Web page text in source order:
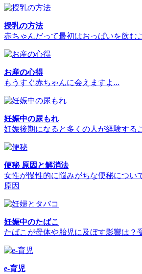
授乳の方法
赤ちゃんだって最初はおっぱいを飲む
お産の心得
もうすぐ赤ちゃんに会えますよ...
妊娠中の尿もれ
妊娠後期になると多くの人が経験する
便秘 原因と解消法
女性が慢性的に悩みがちな便秘につい
原因
妊娠中のたばこ
たばこが母体や胎児に及ぼす影響は？
e-育児